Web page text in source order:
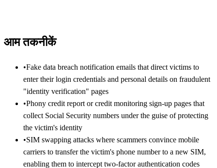
आम तकनीकें
•Fake data breach notification emails that direct victims to
enter their login credentials and personal details on fraudulent
"identity verification" pages
•Phony credit report or credit monitoring sign-up pages that
collect Social Security numbers under the guise of protecting
the victim's identity
•SIM swapping attacks where scammers convince mobile
carriers to transfer the victim's phone number to a new SIM,
enabling them to intercept two-factor authentication codes